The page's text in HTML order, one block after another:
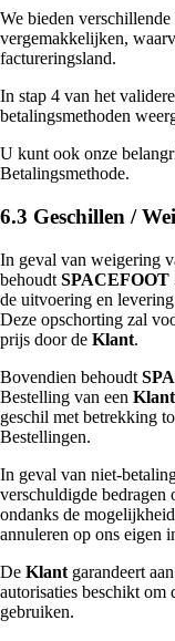
We bieden
vergemakkelijken,
factureringsland.
In stap 4 van het
betalingsmethoden
U kunt ook onze
Betalingsmethode.
6.3 Geschillen /
In geval van weigering
behoudt SPACEFOOT
de uitvoering en
Deze opschorting zal
prijs door de Klant.
Bovendien behoudt
Bestelling van een Klant
geschil met betrekking
Bestellingen.
In geval van niet-
verschuldigde bedragen
ondanks de
annuleren op ons eigen
De Klant garandeert aan
autorisaties beschikt om
gebruiken.